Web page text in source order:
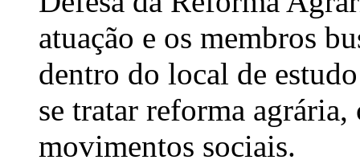
atuação e os membros
dentro do local de
se tratar reforma
movimentos sociais.